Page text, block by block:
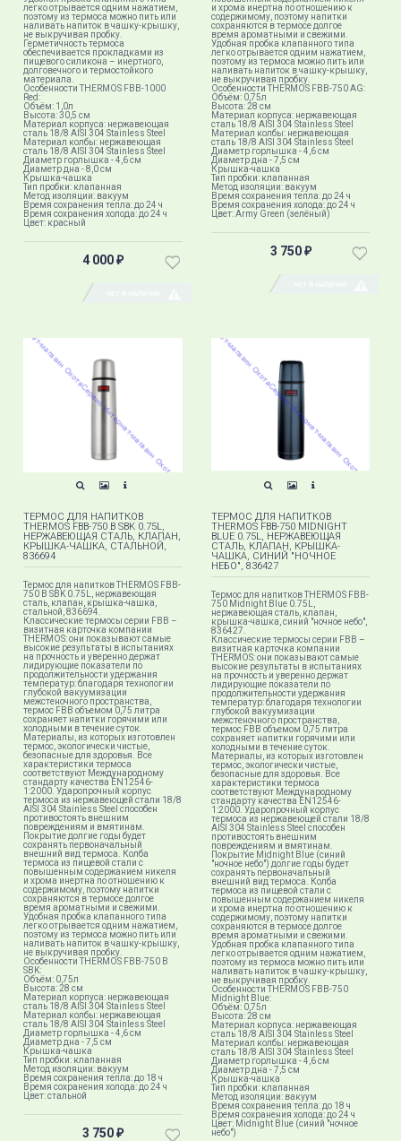
легко отрывается одним нажатием,
поэтому из термоса можно пить или
наливать напиток в чашку-крышку,
не выкручивая пробку.
Герметичность термоса
обеспечивается прокладками из
пищевого силикона – инертного,
долговечного и термостойкого
материала.
Особенности THERMOS FBB-1000
Red:
Объём: 1,0л
Высота: 30,5 см
Материал корпуса: нержавеющая
сталь 18/8 AISI 304 Stainless Steel
Материал колбы: нержавеющая
сталь 18/8 AISI 304 Stainless Steel
Диаметр горлышка - 4,6 см
Диаметр дна - 8,0 см
Крышка-чашка
Тип пробки: клапанная
Метод изоляции: вакуум
Время сохранения тепла: до 24 ч
Время сохранения холода: до 24 ч
Цвет: красный
4 000 ₽
и хрома инертна по отношению к
содержимому, поэтому напитки
сохраняются в термосе долгое
время ароматными и свежими.
Удобная пробка клапанного типа
легко отрывается одним нажатием,
поэтому из термоса можно пить или
наливать напиток в чашку-крышку,
не выкручивая пробку.
Особенности THERMOS FBB-750 AG:
Объём: 0,75л
Высота: 28 см
Материал корпуса: нержавеющая
сталь 18/8 AISI 304 Stainless Steel
Материал колбы: нержавеющая
сталь 18/8 AISI 304 Stainless Steel
Диаметр горлышка - 4,6 см
Диаметр дна - 7,5 см
Крышка-чашка
Тип пробки: клапанная
Метод изоляции: вакуум
Время сохранения тепла: до 24 ч
Время сохранения холода: до 24 ч
Цвет: Army Green (зелёный)
3 750 ₽
ТЕРМОС ДЛЯ НАПИТКОВ
THERMOS FBB-750 B SBK 0.75L,
НЕРЖАВЕЮЩАЯ СТАЛЬ, КЛАПАН,
КРЫШКА-ЧАШКА, СТАЛЬНОЙ,
836694
Термос для напитков THERMOS FBB-
750 B SBK​ 0.75L, нержавеющая
сталь, клапан, крышка-чашка,
стальной, 836694.
Классические термосы серии FBB –
визитная карточка компании
THERMOS: они показывают самые
высокие результаты в испытаниях
на прочность и уверенно держат
лидирующие показатели по
продолжительности удержания
температур: благодаря технологии
глубокой вакуумизации
межстеночного пространства,
термос FBB объемом 0,75 литра
сохраняет напитки горячими или
холодными в течение суток.
Материалы, из которых изготовлен
термос, экологически чистые,
безопасные для здоровья. Все
характеристики термоса
соответствуют Международному
стандарту качества EN12546-
1:2000. Ударопрочный корпус
термоса из нержавеющей стали 18/8
AISI 304 Stainless Steel способен
противостоять внешним
повреждениям и вмятинам.
Покрытие долгие годы будет
сохранять первоначальный
внешний вид термоса. Колба
термоса из пищевой стали с
повышенным содержанием никеля
и хрома инертна по отношению к
содержимому, поэтому напитки
сохраняются в термосе долгое
время ароматными и свежими.
Удобная пробка клапанного типа
легко отрывается одним нажатием,
поэтому из термоса можно пить или
наливать напиток в чашку-крышку,
не выкручивая пробку.
Особенности THERMOS FBB-750 B
SBK​:
Объём: 0,75л
Высота: 28 см
Материал корпуса: нержавеющая
сталь 18/8 AISI 304 Stainless Steel
Материал колбы: нержавеющая
сталь 18/8 AISI 304 Stainless Steel
Диаметр горлышка - 4,6 см
Диаметр дна - 7,5 см
Крышка-чашка
Тип пробки: клапанная
Метод изоляции: вакуум
Время сохранения тепла: до 18 ч
Время сохранения холода: до 24 ч
Цвет: стальной
3 750 ₽
ТЕРМОС ДЛЯ НАПИТКОВ
THERMOS FBB-750 MIDNIGHT
BLUE 0.75L, НЕРЖАВЕЮЩАЯ
СТАЛЬ, КЛАПАН, КРЫШКА-
ЧАШКА, СИНИЙ "НОЧНОЕ
НЕБО", 836427
Термос для напитков THERMOS FBB-
750 Midnight Blue 0.75L,
нержавеющая сталь, клапан,
крышка-чашка, синий "ночное небо",
836427.
Классические термосы серии FBB –
визитная карточка компании
THERMOS: они показывают самые
высокие результаты в испытаниях
на прочность и уверенно держат
лидирующие показатели по
продолжительности удержания
температур: благодаря технологии
глубокой вакуумизации
межстеночного пространства,
термос FBB объемом 0,75 литра
сохраняет напитки горячими или
холодными в течение суток.
Материалы, из которых изготовлен
термос, экологически чистые,
безопасные для здоровья. Все
характеристики термоса
соответствуют Международному
стандарту качества EN12546-
1:2000. Ударопрочный корпус
термоса из нержавеющей стали 18/8
AISI 304 Stainless Steel способен
противостоять внешним
повреждениям и вмятинам.
Покрытие Midnight Blue (синий
"ночное небо") долгие годы будет
сохранять первоначальный
внешний вид термоса. Колба
термоса из пищевой стали с
повышенным содержанием никеля
и хрома инертна по отношению к
содержимому, поэтому напитки
сохраняются в термосе долгое
время ароматными и свежими.
Удобная пробка клапанного типа
легко отрывается одним нажатием,
поэтому из термоса можно пить или
наливать напиток в чашку-крышку,
не выкручивая пробку.
Особенности THERMOS FBB-750
Midnight Blue:
Объём: 0,75л
Высота: 28 см
Материал корпуса: нержавеющая
сталь 18/8 AISI 304 Stainless Steel
Материал колбы: нержавеющая
сталь 18/8 AISI 304 Stainless Steel
Диаметр горлышка - 4,6 см
Диаметр дна - 7,5 см
Крышка-чашка
Тип пробки: клапанная
Метод изоляции: вакуум
Время сохранения тепла: до 18 ч
Время сохранения холода: до 24 ч
Цвет: Midnight Blue (синий "ночное
небо")